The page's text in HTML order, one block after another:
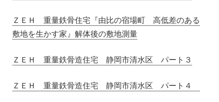
ＺＥＨ 重量鉄骨住宅『由比の宿場町 高低差のある
敷地を生かす家』解体後の敷地測量
ＺＥＨ 重量鉄骨造住宅 静岡市清水区 パート３
ＺＥＨ 重量鉄骨造住宅 静岡市清水区 パート４